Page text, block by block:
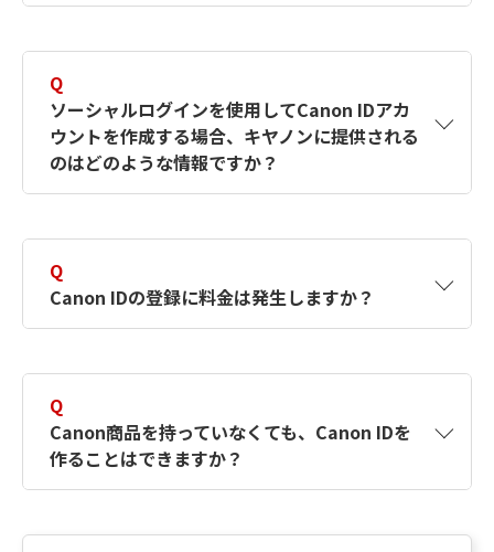
す。詳しい作成方法は【カメラ】Canon IDとは
何ですか？Canon IDの作成方法は？をご確認く
ださい。
Q
ソーシャルログインを使用してCanon IDアカ
ウントを作成する場合、キヤノンに提供される
のはどのような情報ですか？
択したサービスから取得します。アカウントを
簡単に作成できるように、この情報を使用して
Canon IDの登録フォームを入力します。
Q
Canon IDの登録に料金は発生しますか？
Q
Canon商品を持っていなくても、Canon IDを
作ることはできますか？